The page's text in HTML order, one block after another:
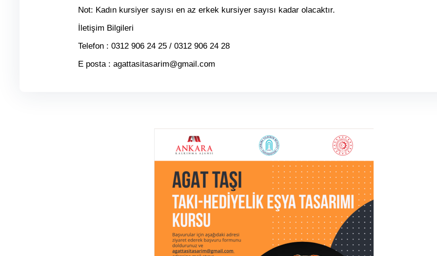
Not: Kadın kursiyer sayısı en az erkek kursiyer sayısı kadar olacaktır.
İletişim Bilgileri
Telefon : 0312 906 24 25 / 0312 906 24 28
E posta : agattasitasarim@gmail.com